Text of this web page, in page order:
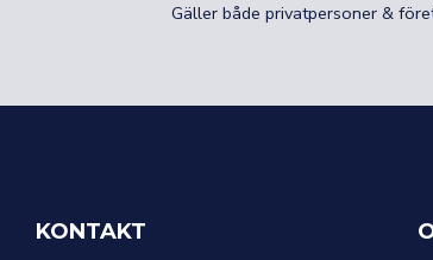
Gäller både privatpersoner &
KONTAKT